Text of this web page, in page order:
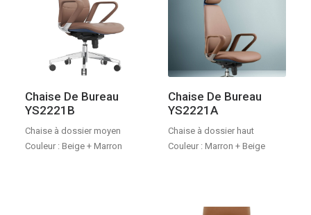
Chaise De Bureau
YS2221B
Chaise à dossier moyen
Couleur : Beige + Marron
Chaise De Bureau
YS2221A
Chaise à dossier haut
Couleur : Marron + Beige